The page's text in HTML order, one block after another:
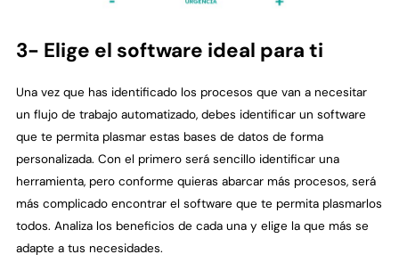
3- Elige el software ideal para ti
Una vez que has identificado los procesos que van a necesitar
un flujo de trabajo automatizado, debes identificar un software
que te permita plasmar estas bases de datos de forma
personalizada. Con el primero será sencillo identificar una
herramienta, pero conforme quieras abarcar más procesos, será
más complicado encontrar el software que te permita plasmarlos
todos. Analiza los beneficios de cada una y elige la que más se
adapte a tus necesidades.